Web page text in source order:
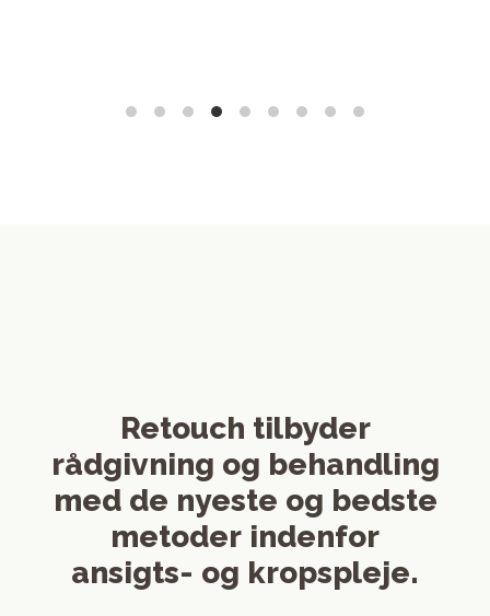
Retouch tilbyder
rådgivning og behandling
med de nyeste og bedste
metoder indenfor
ansigts- og kropspleje.